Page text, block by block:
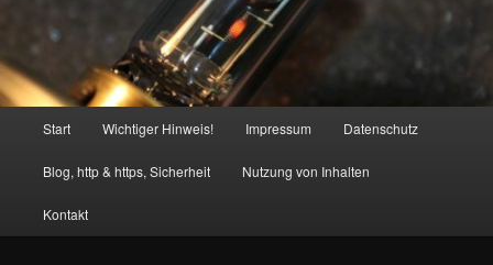
Start Wichtiger Hinweis! Impressum Datenschutz
Blog, http & https, Sicherheit Nutzung von Inhalten
Kontakt